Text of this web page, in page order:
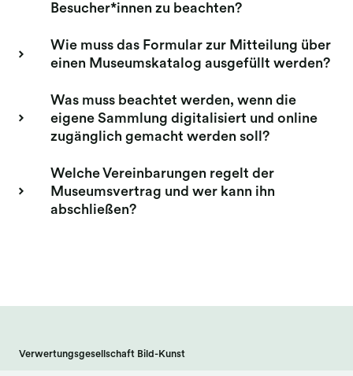
Besucher*innen zu beachten?
Wie muss das Formular zur Mitteilung über
einen Museumskatalog ausgefüllt werden?
Was muss beachtet werden, wenn die
eigene Sammlung digitalisiert und online
zugänglich gemacht werden soll?
Welche Vereinbarungen regelt der
Museumsvertrag und wer kann ihn
abschließen?
Verwertungsgesellschaft Bild-Kunst